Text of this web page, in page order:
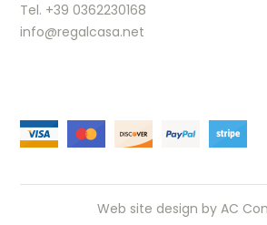
Tel. +39 0362230168
info@regalcasa.net
Web site design by AC